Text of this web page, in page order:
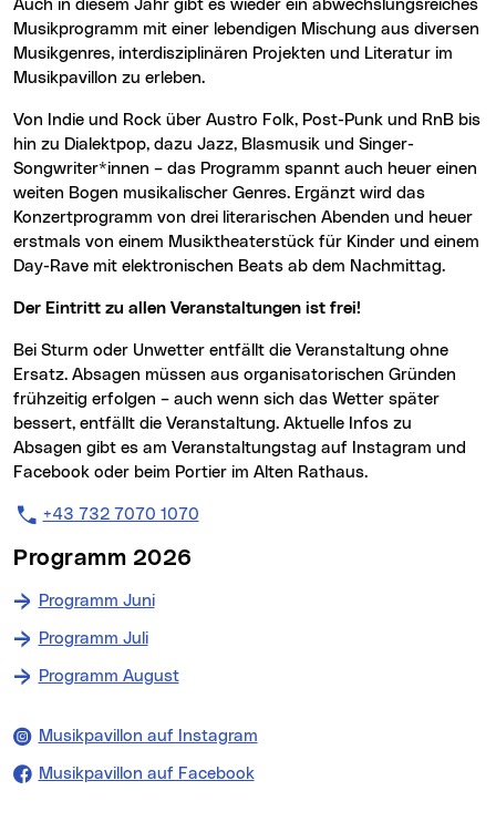
Auch in diesem Jahr gibt es wieder ein abwechslungsreiches
Musikprogramm mit einer lebendigen Mischung aus diversen
Musikgenres, interdisziplinären Projekten und Literatur im
Musikpavillon zu erleben.
Von Indie und Rock über Austro Folk, Post-Punk und RnB bis
hin zu Dialektpop, dazu Jazz, Blasmusik und Singer-
Songwriter*innen – das Programm spannt auch heuer einen
weiten Bogen musikalischer Genres. Ergänzt wird das
Konzertprogramm von drei literarischen Abenden und heuer
erstmals von einem Musiktheaterstück für Kinder und einem
Day-Rave mit elektronischen Beats ab dem Nachmittag.
Der Eintritt zu allen Veranstaltungen ist frei!
Bei Sturm oder Unwetter entfällt die Veranstaltung ohne
Ersatz. Absagen müssen aus organisatorischen Gründen
frühzeitig erfolgen – auch wenn sich das Wetter später
bessert, entfällt die Veranstaltung. Aktuelle Infos zu
Absagen gibt es am Veranstaltungstag auf Instagram und
Facebook oder beim Portier im Alten Rathaus.
+43 732 7070 1070
Programm 2026
Programm Juni
Programm Juli
Programm August
Musikpavillon auf Instagram
Musikpavillon auf Facebook